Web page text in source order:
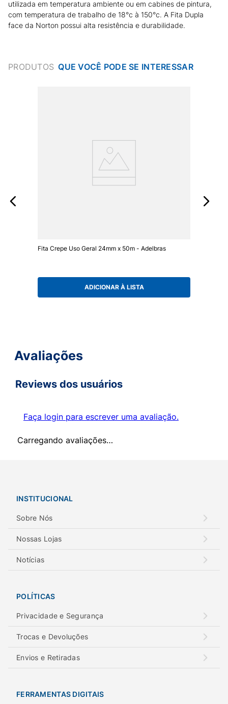
utilizada em temperatura ambiente ou em cabines de pintura,
com temperatura de trabalho de 18°c à 150°c. A Fita Dupla
face da Norton possui alta resistência e durabilidade.
PRODUTOS
Fita Crepe Uso Geral 24mm x 50m - Adelbras
ADICIONAR À LISTA
Avaliações
Reviews dos usuários
Faça login para escrever uma avaliação.
Carregando avaliações…
INSTITUCIONAL
Sobre Nós
Nossas Lojas
Notícias
POLÍTICAS
Privacidade e Segurança
Trocas e Devoluções
Envios e Retiradas
FERRAMENTAS DIGITAIS